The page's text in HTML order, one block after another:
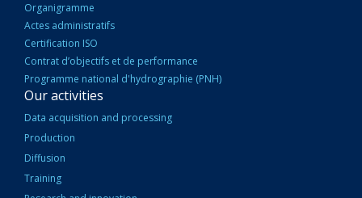
Organigramme
Actes administratifs
Certification ISO
Contrat d’objectifs et de performance
Programme national d'hydrographie (PNH)
Our activities
Data acquisition and processing
Production
Diffusion
Training